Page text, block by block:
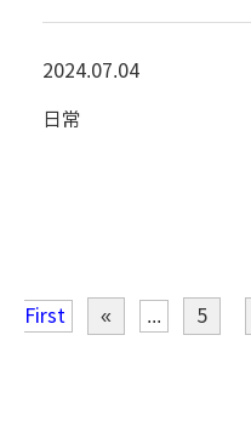
2024.07.04
日常
First
« ... 5